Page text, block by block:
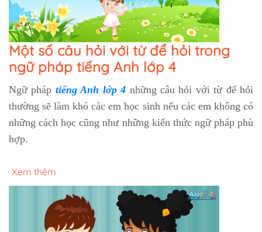
Một số câu hỏi với từ để hỏi trong
ngữ pháp tiếng Anh lớp 4
Ngữ pháp tiếng Anh lớp 4 những câu hỏi với từ để hỏi
thường sẽ làm khó các em học sinh nếu các em không có
những cách học cũng như những kiến thức ngữ pháp phù
hợp.
Xem thêm